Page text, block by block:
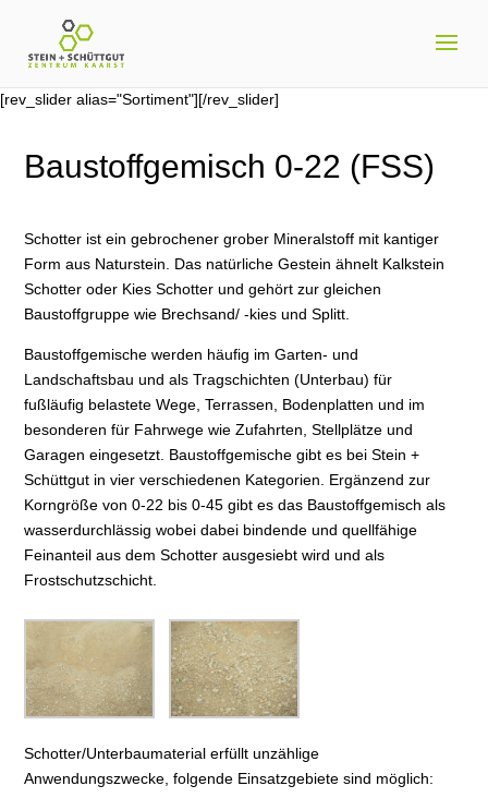
[rev_slider alias="Sortiment"][/rev_slider]
Baustoffgemisch 0-22 (FSS)
Schotter ist ein gebrochener grober Mineralstoff mit kantiger
Form aus Naturstein. Das natürliche Gestein ähnelt Kalkstein
Schotter oder Kies Schotter und gehört zur gleichen
Baustoffgruppe wie Brechsand/ -kies und Splitt.
Baustoffgemische werden häufig im Garten- und
Landschaftsbau und als Tragschichten (Unterbau) für
fußläufig belastete Wege, Terrassen, Bodenplatten und im
besonderen für Fahrwege wie Zufahrten, Stellplätze und
Garagen eingesetzt. Baustoffgemische gibt es bei Stein +
Schüttgut in vier verschiedenen Kategorien. Ergänzend zur
Korngröße von 0-22 bis 0-45 gibt es das Baustoffgemisch als
wasserdurchlässig wobei dabei bindende und quellfähige
Feinanteil aus dem Schotter ausgesiebt wird und als
Frostschutzschicht.
Schotter/Unterbaumaterial erfüllt unzählige
Anwendungszwecke, folgende Einsatzgebiete sind möglich: